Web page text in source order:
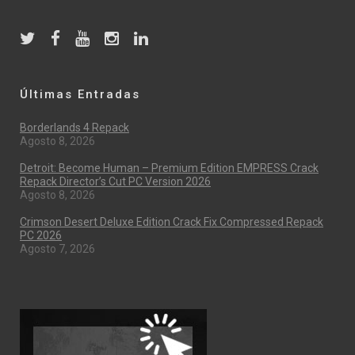
Últimas Entradas
Borderlands 4 Repack
Agosto 8, 2026
Detroit: Become Human – Premium Edition EMPRESS Crack
Repack Director’s Cut PC Version 2026
Agosto 8, 2026
Crimson Desert Deluxe Edition Crack Fix Compressed Repack
PC 2026
Agosto 7, 2026